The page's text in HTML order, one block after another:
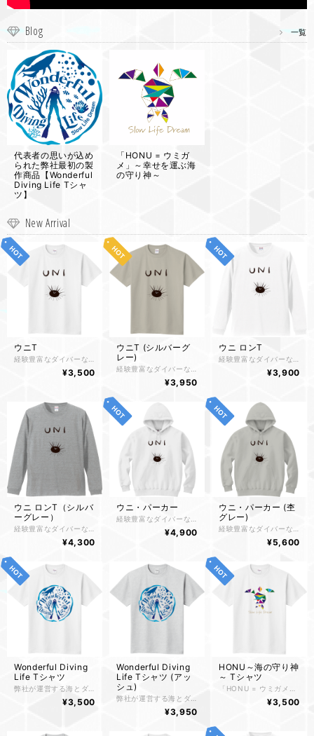
Blog 一覧
代表者の思いが込め
られた弊社最初の製
作商品【Wonderful
Diving Life Tシャ
ツ】
「HONU = ウミガ
メ」～幸せを運ぶ海
の守り神～
New Arrival
ウニT
¥3,500
ウニT (シルバーグ
レー)
¥3,950
ウニ ロンT
¥3,900
ウニ ロンT（シルバ
ーグレー）
¥4,300
ウニ・パーカー
¥4,900
ウニ・パーカー (杢
グレー)
¥5,600
Wonderful Diving
Life Tシャツ
¥3,500
Wonderful Diving
Life Tシャツ (アッ
シュ)
¥3,950
HONU～海の守り神
～ Tシャツ
¥3,500